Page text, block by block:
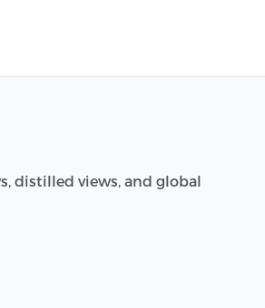
distilled views, and global